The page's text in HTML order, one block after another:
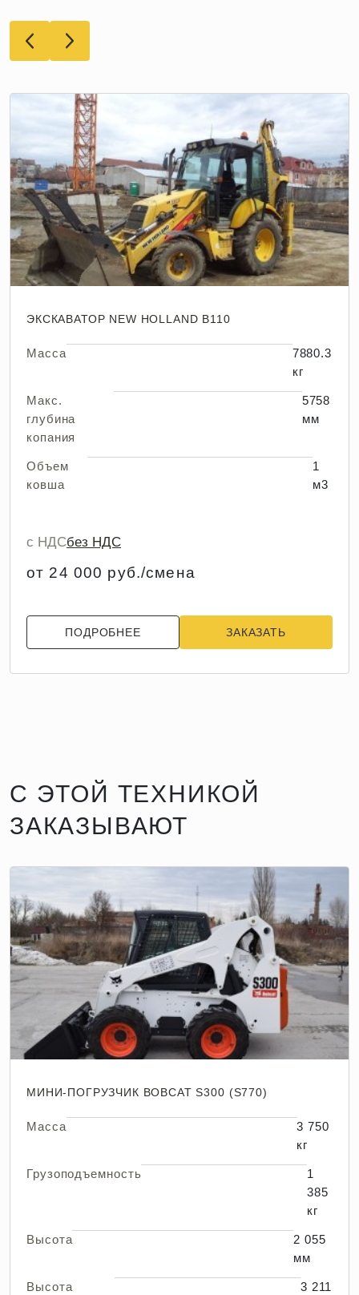
ЭКСКАВАТОР NEW HOLLAND B110
Масса
7880.3
кг
Макс.
глубина
копания
5758
мм
Объем
ковша
1
м3
с НДСбез НДС
от 24 000 руб./смена
ПОДРОБНЕЕ ЗАКАЗАТЬ
С ЭТОЙ ТЕХНИКОЙ
ЗАКАЗЫВАЮТ
МИНИ-ПОГРУЗЧИК BOBCAT S300 (S770)
Масса
3 750
кг
Грузоподъемность
1
385
кг
Высота
2 055
мм
Высота
3 211